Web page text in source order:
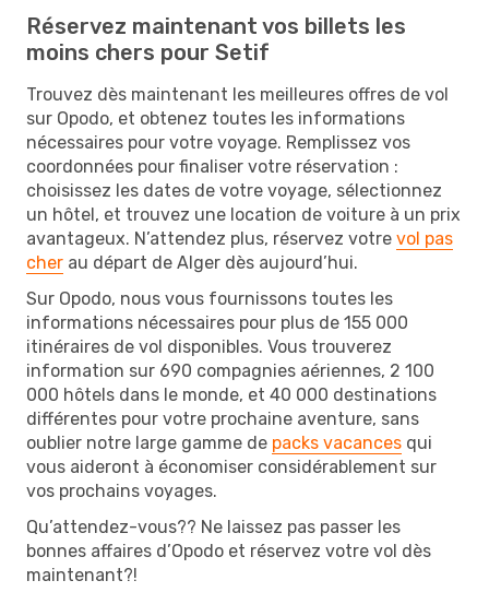
Réservez maintenant vos billets les
moins chers pour Setif
Trouvez dès maintenant les meilleures offres de vol
sur Opodo, et obtenez toutes les informations
nécessaires pour votre voyage. Remplissez vos
coordonnées pour finaliser votre réservation :
choisissez les dates de votre voyage, sélectionnez
un hôtel, et trouvez une location de voiture à un prix
avantageux. N’attendez plus, réservez votre vol pas
cher au départ de Alger dès aujourd’hui.
Sur Opodo, nous vous fournissons toutes les
informations nécessaires pour plus de 155 000
itinéraires de vol disponibles. Vous trouverez
information sur 690 compagnies aériennes, 2 100
000 hôtels dans le monde, et 40 000 destinations
différentes pour votre prochaine aventure, sans
oublier notre large gamme de packs vacances qui
vous aideront à économiser considérablement sur
vos prochains voyages.
Qu’attendez-vous?? Ne laissez pas passer les
bonnes affaires d’Opodo et réservez votre vol dès
maintenant?!